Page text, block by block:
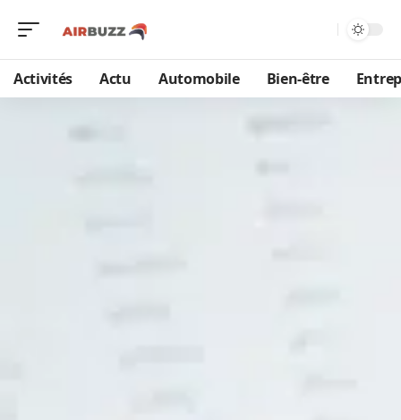
Activités Actu Automobile Bien-être